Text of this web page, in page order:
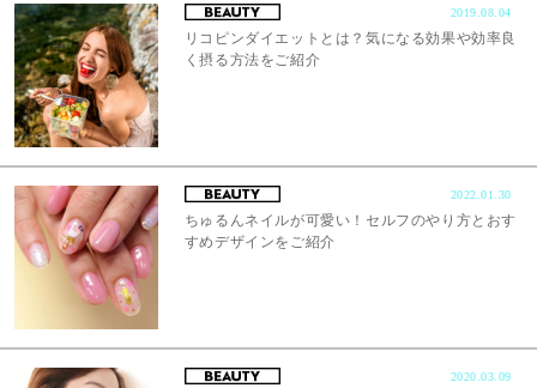
2019.08.04
リコピンダイエットとは？気になる効果や効率良
く摂る方法をご紹介
2022.01.30
ちゅるんネイルが可愛い！セルフのやり方とおす
すめデザインをご紹介
2020.03.09